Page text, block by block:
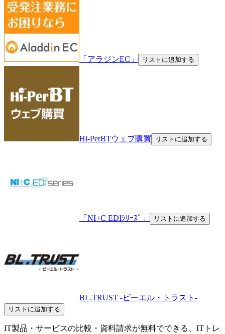
「アラジンEC」 リストに追加する
Hi-PerBTウェブ購買 リストに追加する
「NI+C EDIｼﾘｰｽﾞ」 リストに追加する
BL.TRUST -ビーエル・トラスト-
リストに追加する
IT製品・サービスの比較・資料請求が無料でできる、ITトレ